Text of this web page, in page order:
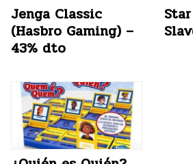
Jenga Classic
(Hasbro Gaming) –
43% dto